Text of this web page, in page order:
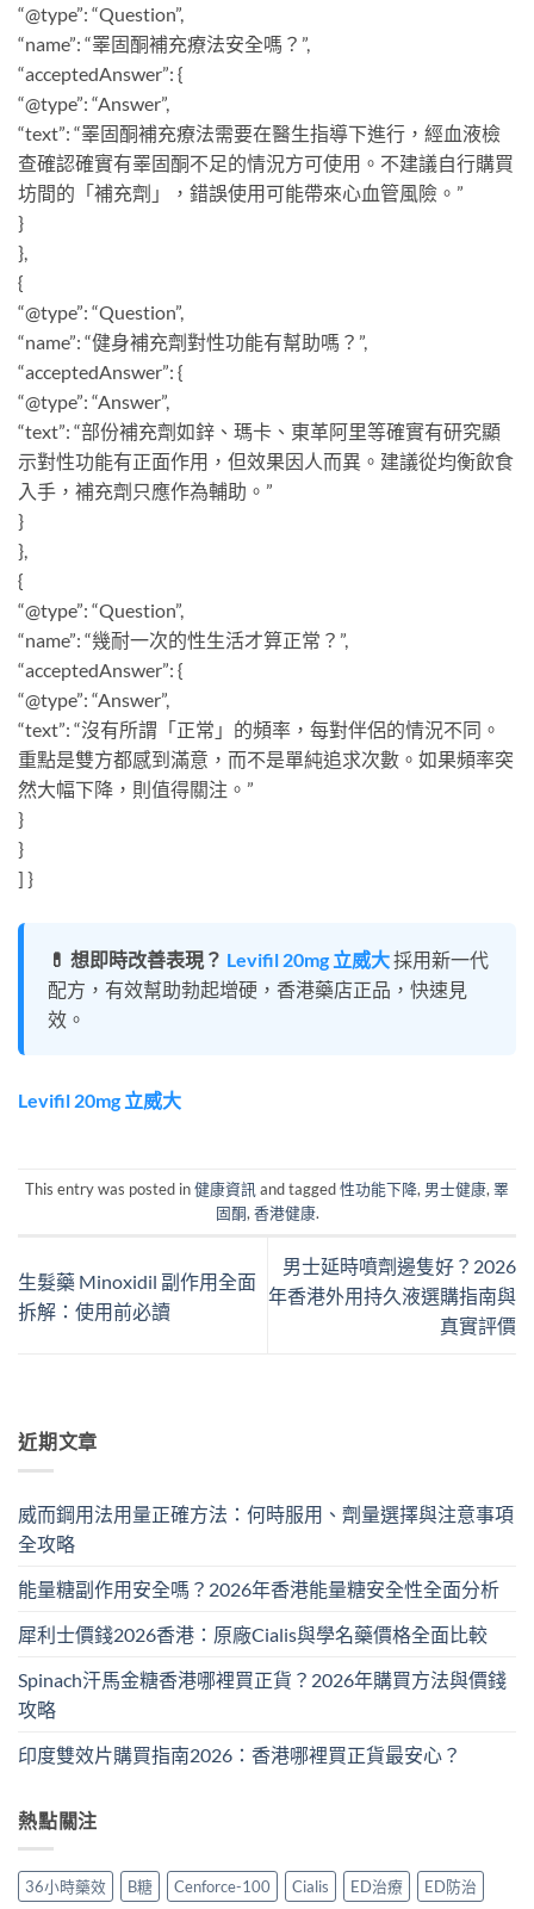
“@type”: “Question”,
“name”: “睪固酮補充療法安全嗎？”,
“acceptedAnswer”: {
“@type”: “Answer”,
“text”: “睪固酮補充療法需要在醫生指導下進行，經血液檢
查確認確實有睪固酮不足的情況方可使用。不建議自行購買
坊間的「補充劑」，錯誤使用可能帶來心血管風險。”
}
},
{
“@type”: “Question”,
“name”: “健身補充劑對性功能有幫助嗎？”,
“acceptedAnswer”: {
“@type”: “Answer”,
“text”: “部份補充劑如鋅、瑪卡、東革阿里等確實有研究顯
示對性功能有正面作用，但效果因人而異。建議從均衡飲食
入手，補充劑只應作為輔助。”
}
},
{
“@type”: “Question”,
“name”: “幾耐一次的性生活才算正常？”,
“acceptedAnswer”: {
“@type”: “Answer”,
“text”: “沒有所謂「正常」的頻率，每對伴侶的情況不同。
重點是雙方都感到滿意，而不是單純追求次數。如果頻率突
然大幅下降，則值得關注。”
}
}
] }
💊 想即時改善表現？ Levifil 20mg 立威大採用新一代
配方，有效幫助勃起增硬，香港藥店正品，快速見
效。
Levifil 20mg 立威大
This entry was posted in健康資訊 and tagged性功能下降, 男士健康, 睪
固酮, 香港健康.
生髮藥 Minoxidil 副作用全面
拆解：使用前必讀
男士延時噴劑邊隻好？2026
年香港外用持久液選購指南與
真實評價
近期文章
威而鋼用法用量正確方法：何時服用、劑量選擇與注意事項
全攻略
能量糖副作用安全嗎？2026年香港能量糖安全性全面分析
犀利士價錢2026香港：原廠Cialis與學名藥價格全面比較
Spinach汗馬金糖香港哪裡買正貨？2026年購買方法與價錢
攻略
印度雙效片購買指南2026：香港哪裡買正貨最安心？
熱點關注
36小時藥效 B糖 Cenforce-100 Cialis ED治療 ED防治